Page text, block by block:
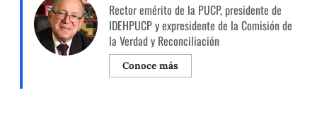
Rector emérito de la PUCP, presidente de
IDEHPUCP y expresidente de la Comisión de
la Verdad y Reconciliación
Conoce más